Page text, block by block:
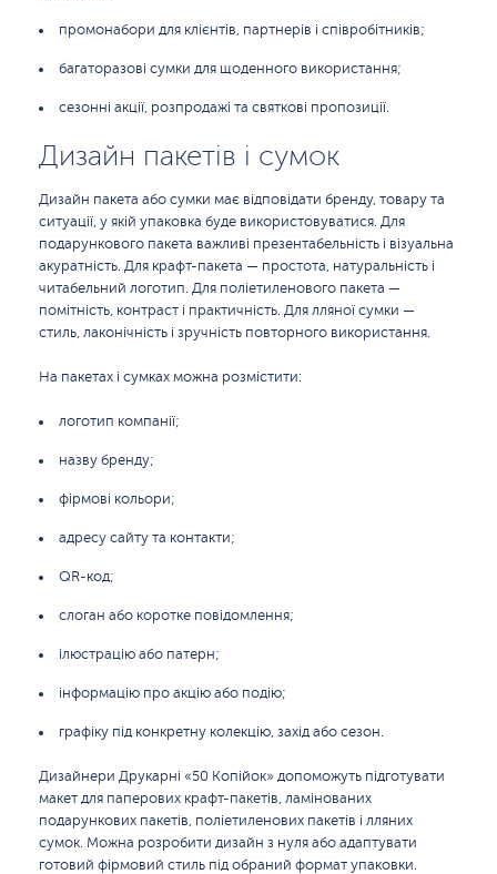
промонабори для клієнтів, партнерів і співробітників;
багаторазові сумки для щоденного використання;
сезонні акції, розпродажі та святкові пропозиції.
Дизайн пакетів і сумок
Дизайн пакета або сумки має відповідати бренду, товару та
ситуації, у якій упаковка буде використовуватися. Для
подарункового пакета важливі презентабельність і візуальна
акуратність. Для крафт-пакета — простота, натуральність і
читабельний логотип. Для поліетиленового пакета —
помітність, контраст і практичність. Для лляної сумки —
стиль, лаконічність і зручність повторного використання.
На пакетах і сумках можна розмістити:
логотип компанії;
назву бренду;
фірмові кольори;
адресу сайту та контакти;
QR-код;
слоган або коротке повідомлення;
ілюстрацію або патерн;
інформацію про акцію або подію;
графіку під конкретну колекцію, захід або сезон.
Дизайнери Друкарні «50 Копійок» допоможуть підготувати
макет для паперових крафт-пакетів, ламінованих
подарункових пакетів, поліетиленових пакетів і лляних
сумок. Можна розробити дизайн з нуля або адаптувати
готовий фірмовий стиль під обраний формат упаковки.